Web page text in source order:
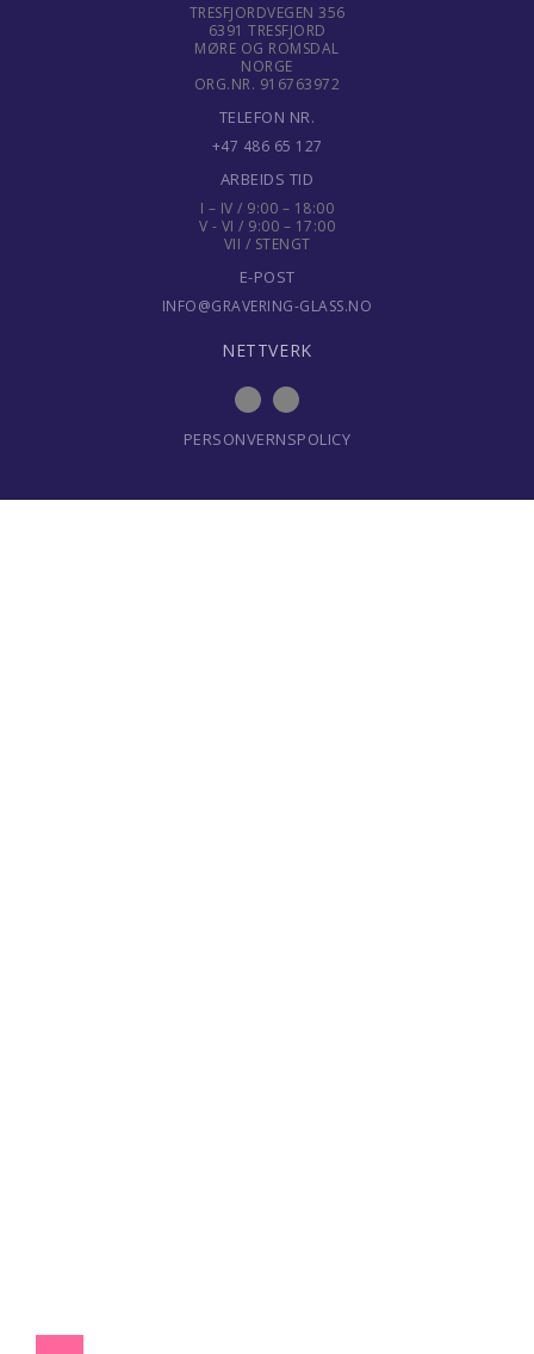
TRESFJORDVEGEN 356
6391 TRESFJORD
MØRE OG ROMSDAL
NORGE
ORG.NR. 916763972
TELEFON NR.
+47 486 65 127
ARBEIDS TID
I – IV / 9:00 – 18:00
V - VI / 9:00 – 17:00
VII / STENGT
E-POST
INFO@GRAVERING-GLASS.NO
NETTVERK
PERSONVERNSPOLICY